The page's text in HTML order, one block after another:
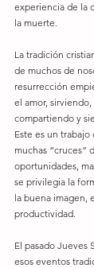
experiencia de la
la muerte.
La tradición
de muchos de
resurrección
el amor,
compartiendo y
Este es un
muchas “cruces”
oportunidades,
se privilegia la
la buena imagen,
productividad.
El pasado Jueves
esos eventos